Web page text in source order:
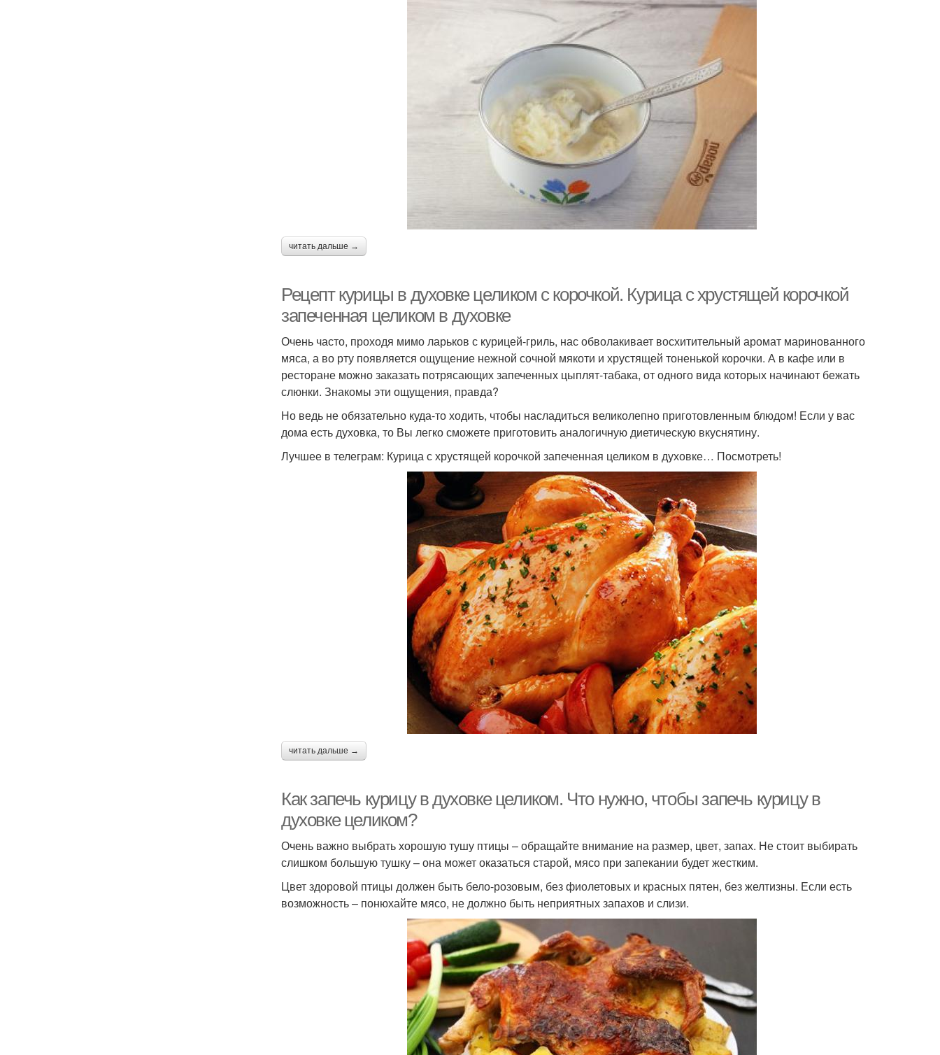
читать дальше →
Рецепт курицы в духовке целиком с корочкой. Курица с хрустящей корочкой
запеченная целиком в духовке
Очень часто, проходя мимо ларьков с курицей-гриль, нас обволакивает восхитительный аромат маринованного
мяса, а во рту появляется ощущение нежной сочной мякоти и хрустящей тоненькой корочки. А в кафе или в
ресторане можно заказать потрясающих запеченных цыплят-табака, от одного вида которых начинают бежать
слюнки. Знакомы эти ощущения, правда?
Но ведь не обязательно куда-то ходить, чтобы насладиться великолепно приготовленным блюдом! Если у вас
дома есть духовка, то Вы легко сможете приготовить аналогичную диетическую вкуснятину.
Лучшее в телеграм: Курица с хрустящей корочкой запеченная целиком в духовке… Посмотреть!
читать дальше →
Как запечь курицу в духовке целиком. Что нужно, чтобы запечь курицу в
духовке целиком?
Очень важно выбрать хорошую тушу птицы – обращайте внимание на размер, цвет, запах. Не стоит выбирать
слишком большую тушку – она может оказаться старой, мясо при запекании будет жестким.
Цвет здоровой птицы должен быть бело-розовым, без фиолетовых и красных пятен, без желтизны. Если есть
возможность – понюхайте мясо, не должно быть неприятных запахов и слизи.